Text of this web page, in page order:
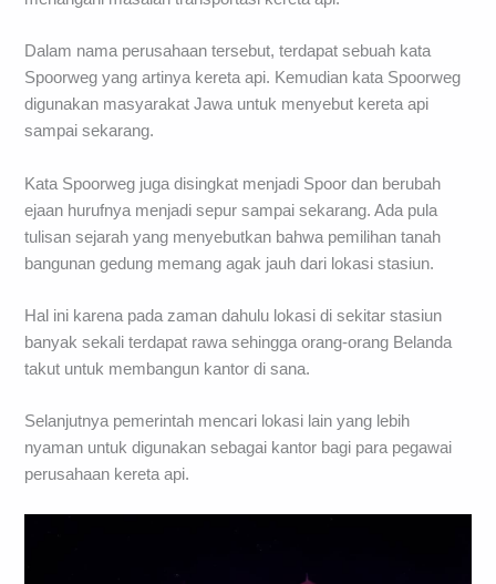
Dalam nama perusahaan tersebut, terdapat sebuah kata
Spoorweg yang artinya kereta api. Kemudian kata Spoorweg
digunakan masyarakat Jawa untuk menyebut kereta api
sampai sekarang.
Kata Spoorweg juga disingkat menjadi Spoor dan berubah
ejaan hurufnya menjadi sepur sampai sekarang. Ada pula
tulisan sejarah yang menyebutkan bahwa pemilihan tanah
bangunan gedung memang agak jauh dari lokasi stasiun.
Hal ini karena pada zaman dahulu lokasi di sekitar stasiun
banyak sekali terdapat rawa sehingga orang-orang Belanda
takut untuk membangun kantor di sana.
Selanjutnya pemerintah mencari lokasi lain yang lebih
nyaman untuk digunakan sebagai kantor bagi para pegawai
perusahaan kereta api.